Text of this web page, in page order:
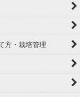
方・栽培管理